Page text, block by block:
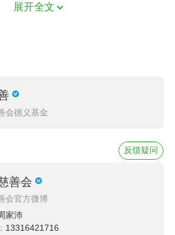
三次，其中两次手术没撒种子
展开全文
会德义基金
善会
会官方微博
家沛
13316421716
反馈疑问